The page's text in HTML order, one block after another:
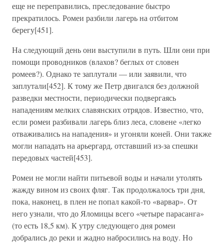
еще не переправились, преследование быстро
прекратилось. Ромеи разбили лагерь на отбитом
берегу[451].
На следующий день они выступили в путь. Шли они при
помощи проводников (влахов? беглых от словен
ромеев?). Однако те заплутали — или заявили, что
заплутали[452]. К тому же Петр двигался без должной
разведки местности, периодически подвергаясь
нападениям мелких славянских отрядов. Известно, что,
если ромеи разбивали лагерь близ леса, словене «легко
отваживались на нападения» и угоняли коней. Они также
могли нападать на арьергард, отставший из-за спешки
передовых частей[453].
Ромеи не могли найти питьевой воды и начали утолять
жажду вином из своих фляг. Так продолжалось три дня,
пока, наконец, в плен не попал какой-то «варвар». От
него узнали, что до Яломицы всего «четыре парасанга»
(то есть 18,5 км). К утру следующего дня ромеи
добрались до реки и жадно набросились на воду. Но